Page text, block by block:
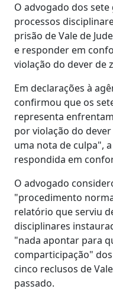
O advogado dos
processos
prisão de Vale de
e responder em
violação do dever de
Em declarações à
confirmou que os
representa
por violação do
uma nota de culpa",
respondida em
O advogado
"procedimento
relatório que serviu
disciplinares
"nada apontar para
comparticipação"
cinco reclusos de
passado.